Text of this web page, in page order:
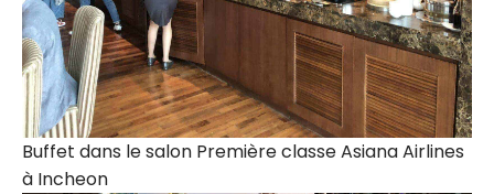
Buffet dans le salon Première classe Asiana Airlines
à Incheon